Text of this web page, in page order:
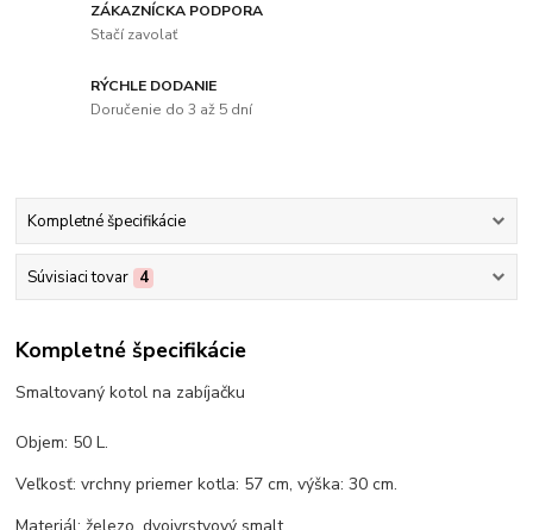
ZÁKAZNÍCKA PODPORA
Stačí zavolať
RÝCHLE DODANIE
Doručenie do 3 až 5 dní
Kompletné špecifikácie
Súvisiaci tovar 4
Kompletné špecifikácie
Smaltovaný kotol na zabíjačku
Objem: 50 L.
Veľkosť: vrchny priemer kotla: 57 cm, výška: 30 cm.
Materiál: železo, dvojvrstvový smalt.